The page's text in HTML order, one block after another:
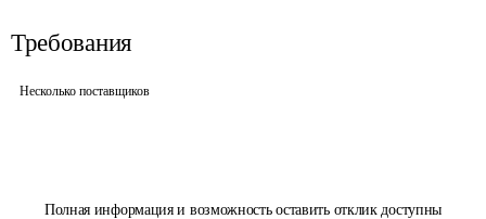
Полная информация и возможность оставить отклик доступны
Требования
Несколько поставщиков